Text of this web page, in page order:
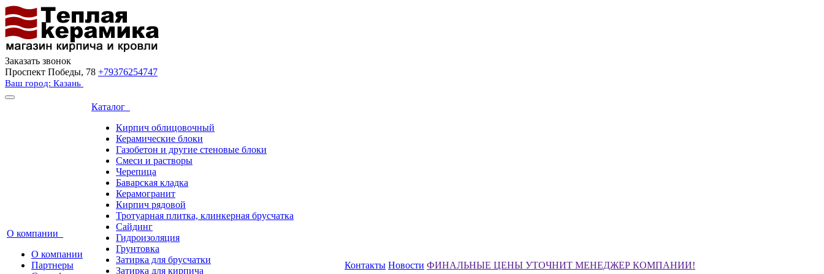
Заказать звонок
Проспект Победы, 78 +79376254747
Ваш город: Казань
О компании
О компании
Партнеры
Каталог
Кирпич облицовочный
Керамические блоки
Газобетон и другие стеновые блоки
Смеси и растворы
Черепица
Баварская кладка
Керамогранит
Кирпич рядовой
Тротуарная плитка, клинкерная брусчатка
Сайдинг
Гидроизоляция
Грунтовка
Затирка для брусчатки
Затирка для кирпича
Контакты Новости ФИНАЛЬНЫЕ ЦЕНЫ УТОЧНИТ МЕНЕДЖЕР КОМПАНИИ!